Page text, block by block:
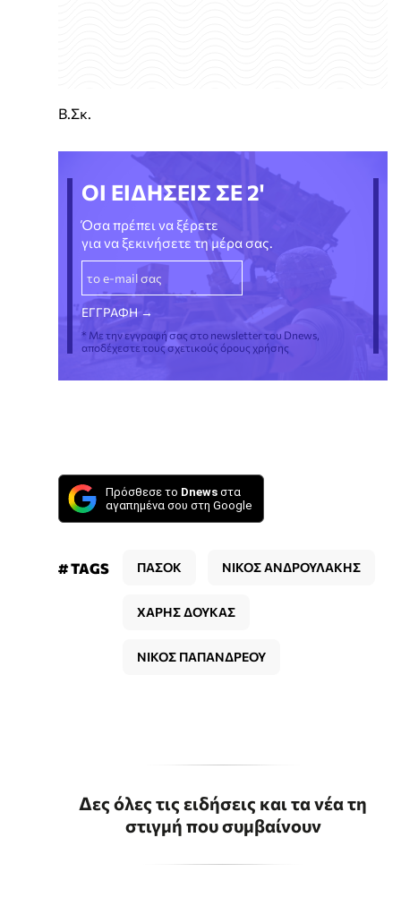
Β.Σκ.
ΟΙ ΕΙΔΗΣΕΙΣ ΣΕ 2'
Όσα πρέπει να ξέρετε
για να ξεκινήσετε τη μέρα σας.
* Με την εγγραφή σας στο newsletter του Dnews,
αποδέχεστε τους σχετικούς όρους χρήσης
Πρόσθεσε το Dnews στα
αγαπημένα σου στη Google
# TAGS ΠΑΣΟΚ ΝΙΚΟΣ ΑΝΔΡΟΥΛΑΚΗΣ
ΧΑΡΗΣ ΔΟΥΚΑΣ
ΝΙΚΟΣ ΠΑΠΑΝΔΡΕΟΥ
Δες όλες τις ειδήσεις και τα νέα τη
στιγμή που συμβαίνουν